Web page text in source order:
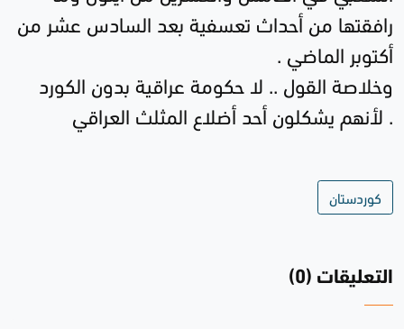
رافقتها من أحداث تعسفية بعد السادس عشر من
أكتوبر الماضي .
وخلاصة القول .. لا حكومة عراقية بدون الكورد
لأنهم يشكلون أحد أضلاع المثلث العراقي .
كوردستان
التعليقات (0)